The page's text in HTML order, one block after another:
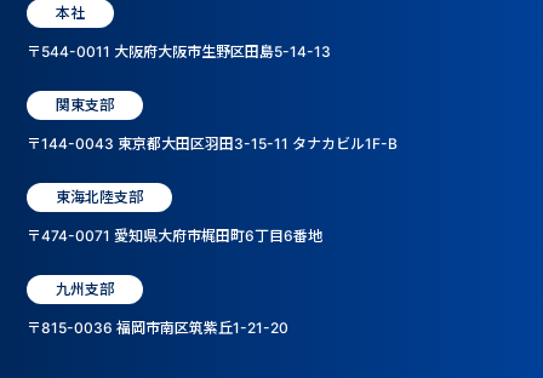
本社
〒544-0011 大阪府大阪市生野区田島5-14-13
関東支部
〒144-0043 東京都大田区羽田3-15-11 タナカビル1F-B
東海北陸支部
〒474-0071 愛知県大府市梶田町6丁目6番地
九州支部
〒815-0036 福岡市南区筑紫丘1-21-20